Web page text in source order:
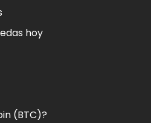
hoy
(BTC)?